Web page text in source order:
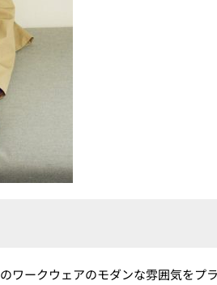
ワークウェアのモダンな雰囲気をプ